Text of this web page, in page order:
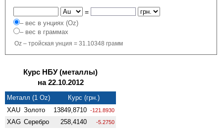
=
– вес в унциях (Oz)
– вес в граммах
Oz – тройская унция = 31.10348 грамм
Курс НБУ (металлы)
на 22.10.2012
Металл (1 Oz)
Курс (грн.)
XAU Золото 13849,8710 -121.8930
XAG Серебро 258,4140 -5.2750